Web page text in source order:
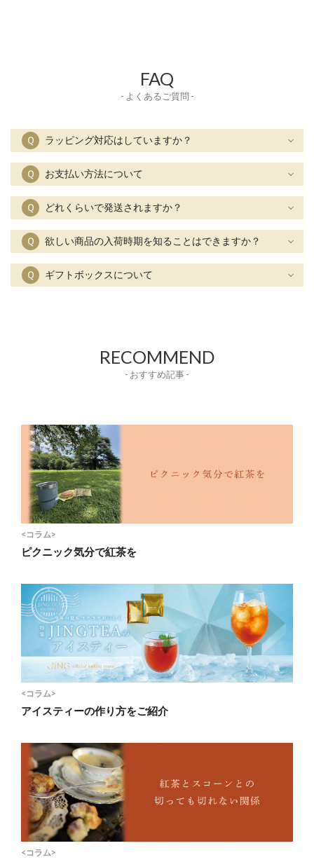
FAQ
- よくあるご質問 -
Ｑ ラッピング対応はしていますか？
Ｑ お支払い方法について
Ｑ どれくらいで発送されますか？
Ｑ 欲しい商品の入荷時期を知ることはできますか？
Ｑ ギフトボックスについて
RECOMMEND
- おすすめ記事 -
<コラム>
ピクニック気分で紅茶を
<コラム>
アイスティーの作り方をご紹介
<コラム>